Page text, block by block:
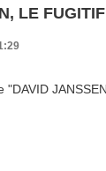
LE FUGITIF